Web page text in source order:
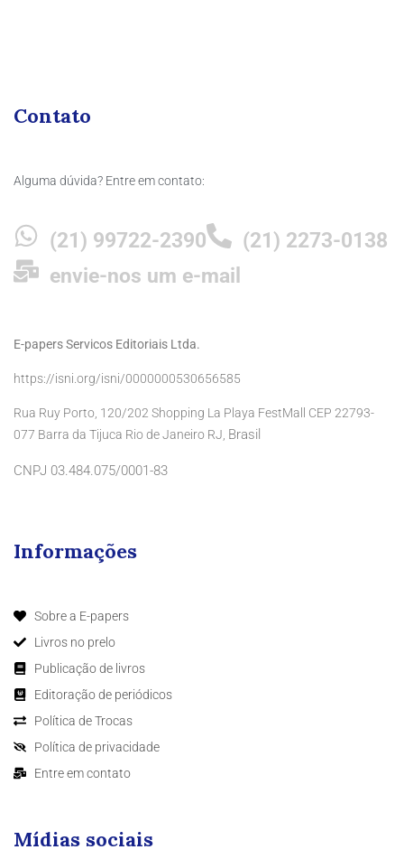
Contato
Alguma dúvida? Entre em contato:
(21) 99722-2390
(21) 2273-0138
envie-nos um e-mail
E-papers Servicos Editoriais Ltda.
https://isni.org/isni/0000000530656585
Rua Ruy Porto, 120/202 Shopping La Playa FestMall CEP 22793-
077 Barra da Tijuca Rio de Janeiro RJ, Brasil
CNPJ 03.484.075/0001-83
Informações
Sobre a E-papers
Livros no prelo
Publicação de livros
Editoração de periódicos
Política de Trocas
Política de privacidade
Entre em contato
Mídias sociais